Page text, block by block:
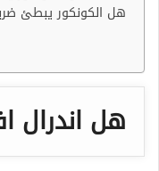
هل الكونكور يبطئ
هل اندرال